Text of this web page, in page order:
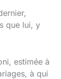
que lui, y
estimée à
à qui